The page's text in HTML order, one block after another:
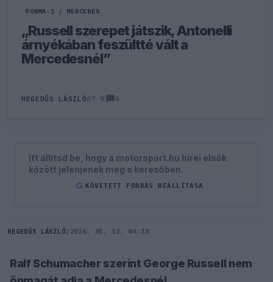
FORMA-1 / MERCEDES
„Russell szerepet játszik, Antonelli
árnyékában feszültté vált a
Mercedesnél”
HEGEDŰS LÁSZLÓ87 N 0
Itt állítsd be, hogy a motorsport.hu hírei elsők
között jelenjenek meg a keresőben.
G KÖVETETT FORRÁS BEÁLLÍTÁSA
HEGEDŰS LÁSZLÓ/ 2026. 05. 12. 04:38
Ralf Schumacher szerint George Russell nem